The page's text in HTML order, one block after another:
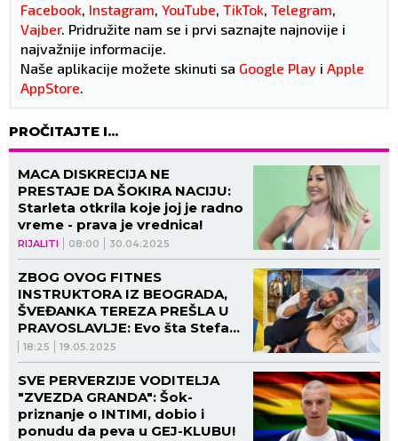
Facebook, Instagram, YouTube, TikTok, Telegram,
Vajber. Pridružite nam se i prvi saznajte najnovije i
najvažnije informacije.
Naše aplikacije možete skinuti sa Google Play i Apple
AppStore.
PROČITAJTE I...
RIJALITI 08:00 30.04.2025
MACA DISKRECIJA NE
PRESTAJE DA ŠOKIRA NACIJU:
Starleta otkrila koje joj je radno
vreme - prava je vrednica!
18:25 19.05.2025
ZBOG OVOG FITNES
INSTRUKTORA IZ BEOGRADA,
ŠVEĐANKA TEREZA PREŠLA U
PRAVOSLAVLJE: Evo šta Stefan
kaže o životu u dijaspori – dva
praznika su ga posebno
iznenadila
SVE PERVERZIJE VODITELJA
"ZVEZDA GRANDA": Šok-
priznanje o INTIMI, dobio i
ponudu da peva u GEJ-KLUBU!